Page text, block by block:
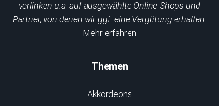
verlinken u.a. auf ausgewählte Online-Shops und
Partner, von denen wir ggf. eine Vergütung erhalten.
Mehr erfahren
Themen
Akkordeons